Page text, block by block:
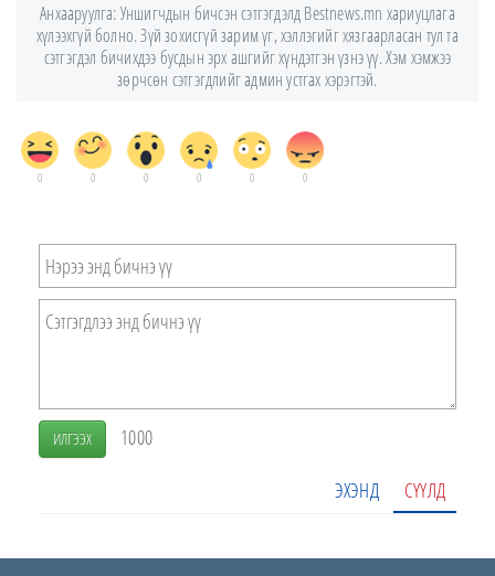
Анхааруулга: Уншигчдын бичсэн сэтгэгдэлд Bestnews.mn хариуцлага
хүлээхгүй болно. Зүй зохисгүй зарим үг, хэллэгийг хязгаарласан тул та
сэтгэгдэл бичихдээ бусдын эрх ашгийг хүндэтгэн үзнэ үү. Хэм хэмжээ
зөрчсөн сэтгэгдлийг админ устгах хэрэгтэй.
0 0 0 0 0 0
ИЛГЭЭХ 1000
ЭХЭНД СҮҮЛД